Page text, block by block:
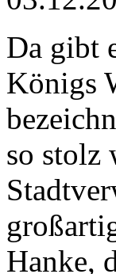
Da gibt
Königs
so stolz
Hanke,